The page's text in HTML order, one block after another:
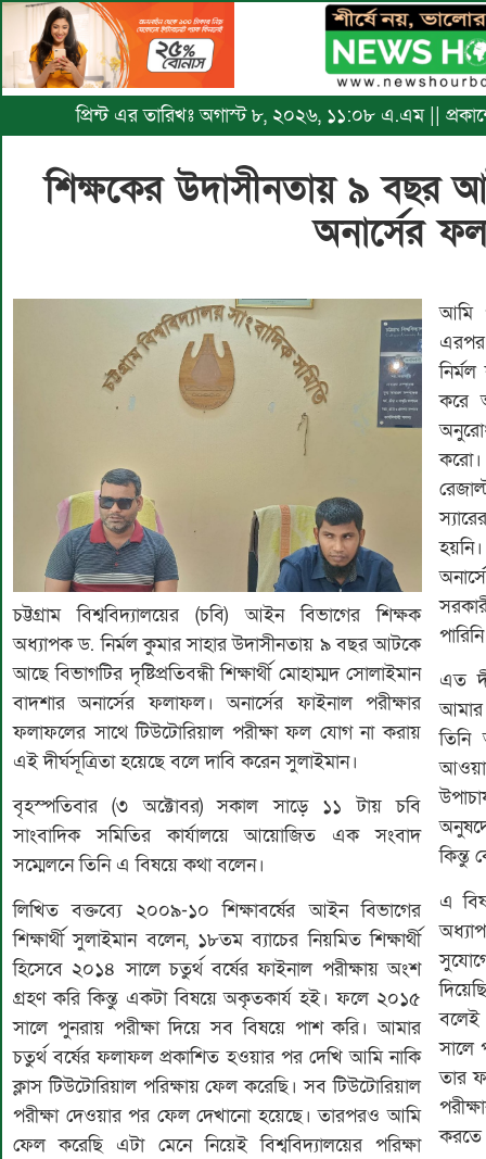
প্রিন্ট এর তারিখঃ অগাস্ট ৮, ২০২৬, ১১:০৮ এ.এম ||
শিক্ষকের উদাসীনতায় ৯ বছর
অনার্সের
চট্টগ্রাম বিশ্ববিদ্যালয়ের (চবি) আইন বিভাগের শিক্ষক
অধ্যাপক ড. নির্মল কুমার সাহার উদাসীনতায় ৯ বছর আটকে
আছে বিভাগটির দৃষ্টিপ্রতিবন্ধী শিক্ষার্থী মোহাম্মদ সোলাইমান
বাদশার অনার্সের ফলাফল। অনার্সের ফাইনাল পরীক্ষার
ফলাফলের সাথে টিউটোরিয়াল পরীক্ষা ফল যোগ না করায়
এই দীর্ঘসূত্রিতা হয়েছে বলে দাবি করেন সুলাইমান।
বৃহস্পতিবার (৩ অক্টোবর) সকাল সাড়ে ১১ টায় চবি
সাংবাদিক সমিতির কার্যালয়ে আয়োজিত এক সংবাদ
সম্মেলনে তিনি এ বিষয়ে কথা বলেন।
লিখিত বক্তব্যে ২০০৯-১০ শিক্ষাবর্ষের আইন বিভাগের
শিক্ষার্থী সুলাইমান বলেন, ১৮তম ব্যাচের নিয়মিত শিক্ষার্থী
হিসেবে ২০১৪ সালে চতুর্থ বর্ষের ফাইনাল পরীক্ষায় অংশ
গ্রহণ করি কিন্তু একটা বিষয়ে অকৃতকার্য হই। ফলে ২০১৫
সালে পুনরায় পরীক্ষা দিয়ে সব বিষয়ে পাশ করি। আমার
চতুর্থ বর্ষের ফলাফল প্রকাশিত হওয়ার পর দেখি আমি নাকি
ক্লাস টিউটোরিয়াল পরিক্ষায় ফেল করেছি। সব টিউটোরিয়াল
পরীক্ষা দেওয়ার পর ফেল দেখানো হয়েছে। তারপরও আমি
ফেল করেছি এটা মেনে নিয়েই বিশ্ববিদ্যালয়ের পরিক্ষা
আমি
এরপর
করে
এত
আমার
কিন্তু
এ
সালে
তার
করতে